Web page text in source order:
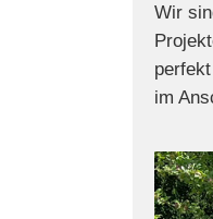
Wir
im